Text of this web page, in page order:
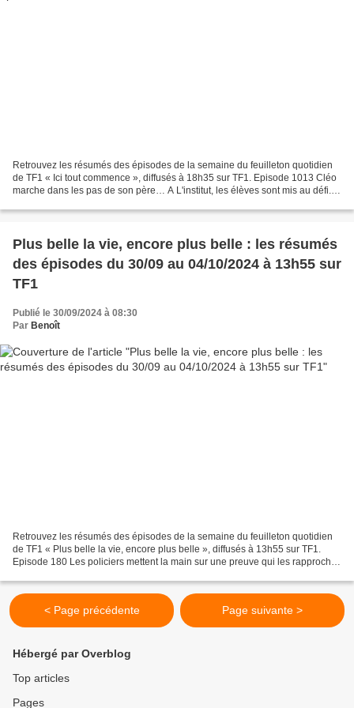
Retrouvez les résumés des épisodes de la semaine du feuilleton quotidien
de TF1 « Ici tout commence », diffusés à 18h35 sur TF1. Episode 1013 Cléo
marche dans les pas de son père… A L'institut, les élèves sont mis au défi.
Plus belle la vie, encore plus belle : les résumés
des épisodes du 30/09 au 04/10/2024 à 13h55 sur
TF1
Publié le 30/09/2024 à 08:30
Par Benoît
Retrouvez les résumés des épisodes de la semaine du feuilleton quotidien
de TF1 « Plus belle la vie, encore plus belle », diffusés à 13h55 sur TF1.
Episode 180 Les policiers mettent la main sur une preuve qui les rapproche
< Page précédente Page suivante >
Hébergé par Overblog
Top articles
Pages